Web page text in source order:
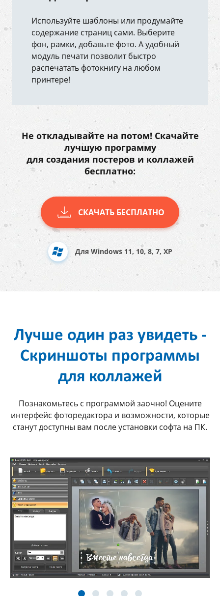
Используйте шаблоны или продумайте
содержание страниц сами. Выберите
фон, рамки, добавьте фото. А удобный
модуль печати позволит быстро
распечатать фотокнигу на любом
принтере!
Не откладывайте на потом! Скачайте
лучшую программу
для создания постеров и коллажей
бесплатно:
СКАЧАТЬ БЕСПЛАТНО
Для Windows 11, 10, 8, 7, XP
Лучше один раз увидеть -
Cкриншоты программы
для коллажей
Познакомьтесь с программой заочно! Оцените
интерфейс фоторедактора и возможности, которые
станут доступны вам после установки софта на ПК.